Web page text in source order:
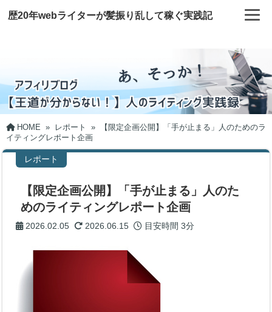
歴20年webライターが髪振り乱して稼ぐ実践記
HOME » レポート »
【限定企画公開】「手が止まる」人のためのラ
イティングレポート企画
レポート
【限定企画公開】「手が止まる」人のた
めのライティングレポート企画
2026.02.05 2026.06.15 目安時間3分